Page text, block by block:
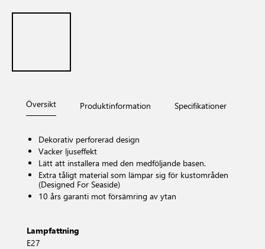
Översikt Produktinformation Specifikationer
Dekorativ perforerad design
Vacker ljuseffekt
Lätt att installera med den medföljande basen.
Extra tåligt material som lämpar sig för kustområden
(Designed For Seaside)
10 års garanti mot försämring av ytan
Lampfattning
E27